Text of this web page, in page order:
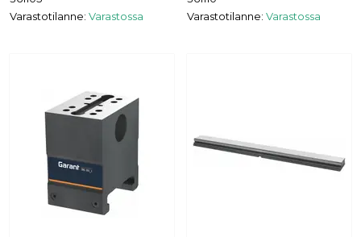
Varastotilanne: Varastossa
Varastotilanne: Varastossa